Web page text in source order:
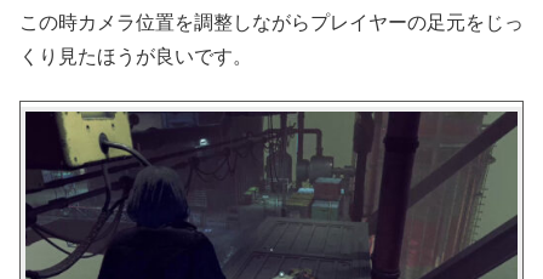
この時カメラ位置を調整しながらプレイヤーの足元をじっ
くり見たほうが良いです。